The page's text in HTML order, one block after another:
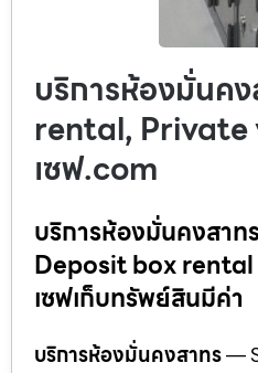
บริการห้องมั่นค
rental, Private
เซฟ.com
บริการห้องมั่นคงสา
Deposit box rental
เซฟเก็บทรัพย์สินมีค่า
บริการห้องมั่นคงสาทร—